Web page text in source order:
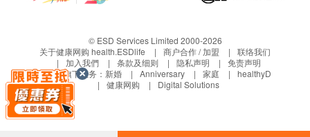
生殖支原体 DNA
痛风
尿酸
性病检查
© ESD Services Limited 2000-2026
关于健康网购 health.ESDlife
商户合作 / 加盟
联络我们
加入我們
条款及细则 隐私声明
免责声明
生活易旗下业务： 新婚 Anniversary 家庭
healthyD
健康网购
Digital Solutions